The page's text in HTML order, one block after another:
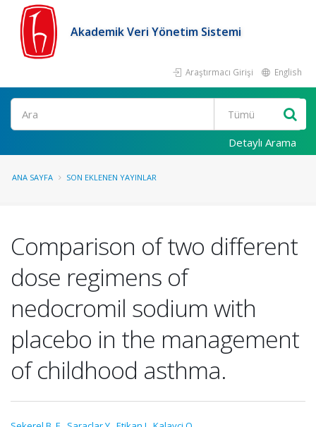
Akademik Veri Yönetim Sistemi
Araştırmacı Girişi English
Ara
Detaylı Arama
ANA SAYFA SON EKLENEN YAYINLAR
Comparison of two different
dose regimens of
nedocromil sodium with
placebo in the management
of childhood asthma.